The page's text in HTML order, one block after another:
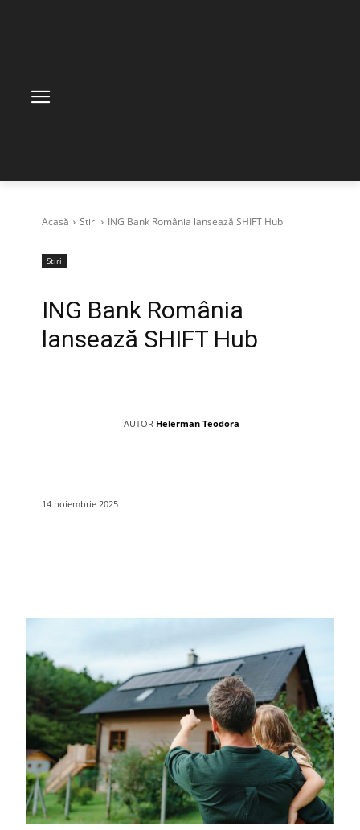
Acasă Stiri ING Bank România lansează SHIFT Hub
Stiri
ING Bank România
lansează SHIFT Hub
AUTOR Helerman Teodora
14 noiembrie 2025